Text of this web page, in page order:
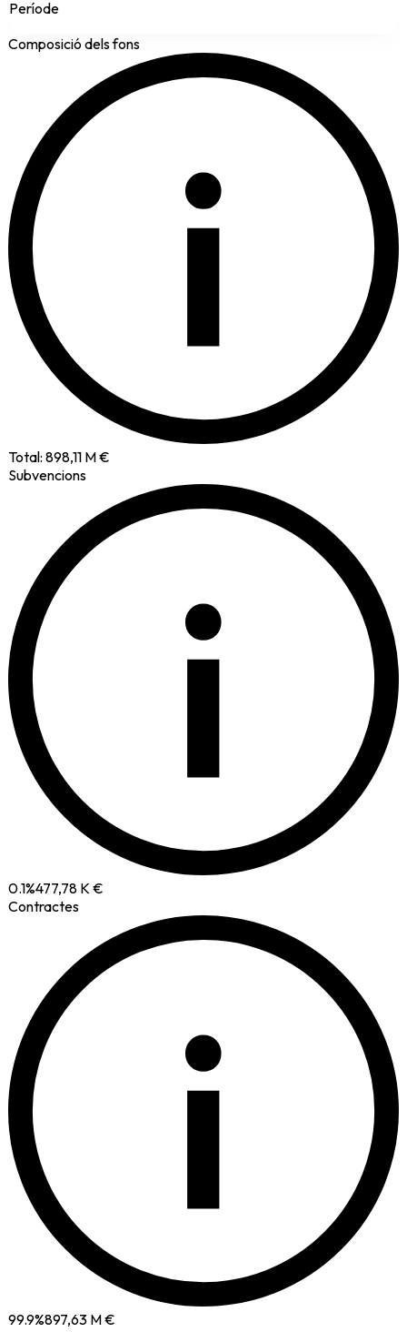
Període
Composició dels fons
i
Total: 898,11 M €
Subvencions
i
0.1%477,78 K €
Contractes
i
99.9%897,63 M €